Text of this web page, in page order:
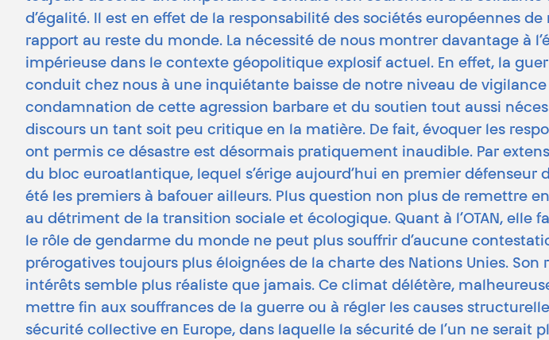
d’égalité. Il est en effet de la responsabilité des sociétés européennes
rapport au reste du monde. La nécessité de nous montrer davantage à
impérieuse dans le contexte géopolitique explosif actuel. En effet, la
conduit chez nous à une inquiétante baisse de notre niveau de
condamnation de cette agression barbare et du soutien tout aussi
discours un tant soit peu critique en la matière. De fait, évoquer les
ont permis ce désastre est désormais pratiquement inaudible. Par
du bloc euroatlantique, lequel s’érige aujourd’hui en premier
été les premiers à bafouer ailleurs. Plus question non plus de remettre
au détriment de la transition sociale et écologique. Quant à l’OTAN,
le rôle de gendarme du monde ne peut plus souffrir d’aucune
prérogatives toujours plus éloignées de la charte des Nations Unies.
intérêts semble plus réaliste que jamais. Ce climat délétère,
mettre fin aux souffrances de la guerre ou à régler les causes
sécurité collective en Europe, dans laquelle la sécurité de l’un ne serait